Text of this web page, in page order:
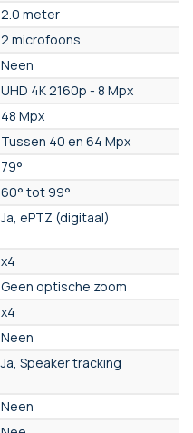
2.0 meter
2 microfoons
Neen
UHD 4K 2160p - 8 Mpx
48 Mpx
Tussen 40 en 64 Mpx
79°
60° tot 99°
Ja, ePTZ (digitaal)
x4
Geen optische zoom
x4
Neen
Ja, Speaker tracking
Neen